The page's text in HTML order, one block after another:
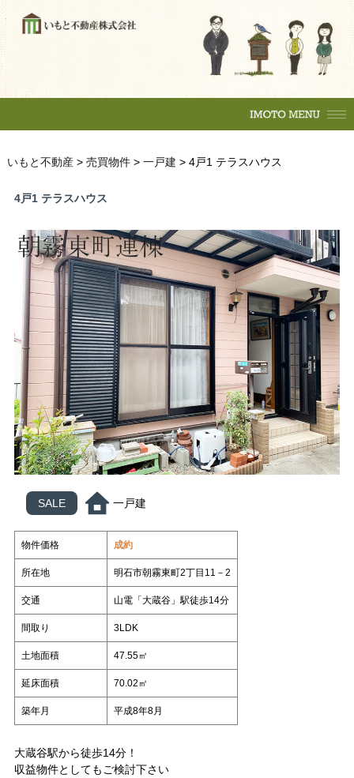
購入の流れ
マンション
土地
住居
テナント
事務所
売却相談
（査定依頼）
不動産
なんでも相談
賃貸管理
会社案内
いもとスタイル
会社概要
スタッフ紹介
いもとの仲間たち
コラム
日々、不動産
管理業って面白い
売買物件
一戸建
賃貸物件
住居
テナント
事務所
収益物件
駐車場
各種相談
売却相談
（査定依頼）
不動産
なんでも相談
賃貸管理
会社案内
いもとスタイル
スタッフ紹介
コラム
日々、不動産
管理業って面白い
いもと不動産> 売買物件> 一戸建 > 4戸1 テラスハウス
4戸1 テラスハウス
SALE 一戸建
物件価格 成約
所在地 明石市朝霧東町2丁目11－2
交通 山電「大蔵谷」駅徒歩14分
間取り 3LDK
土地面積 47.55㎡
延床面積 70.02㎡
築年月 平成8年8月
大蔵谷駅から徒歩14分！
収益物件としてもご検討下さい